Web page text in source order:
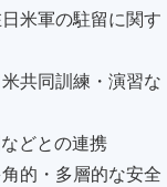
米軍の駐留に関す
共同訓練・演習な
どとの連携
的・多層的な安全